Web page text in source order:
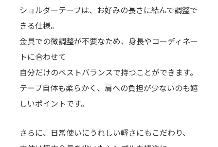
ショルダーテープは、お好みの長さに結んで調整で
きる仕様。
金具での微調整が不要なため、身長やコーディネー
トに合わせて
自分だけのベストバランスで持つことができます。
テープ自体も柔らかく、肩への負担が少ないのも嬉
しいポイントです。
さらに、日常使いにうれしい軽さにもこだわり、